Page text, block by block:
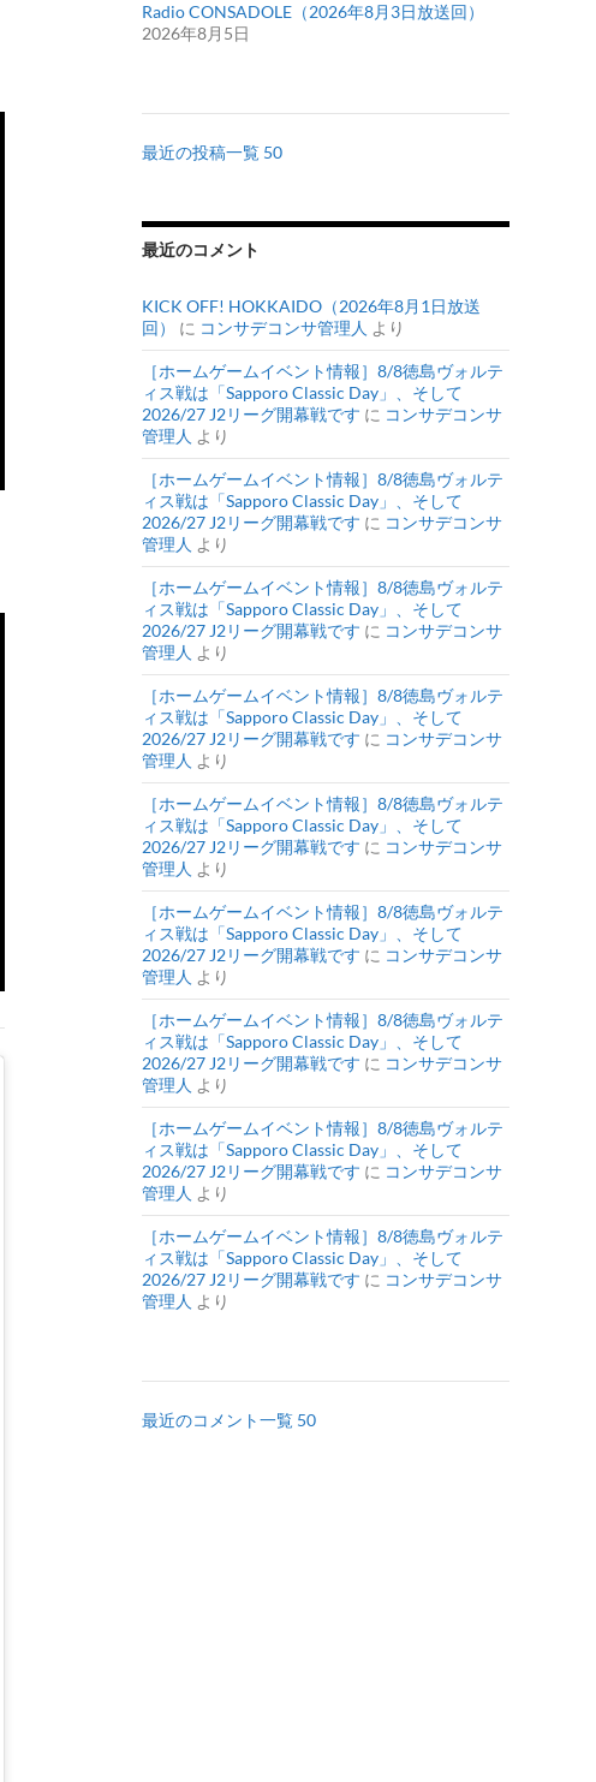
Radio CONSADOLE（2026年8月3日放送回）
2026年8月5日
最近の投稿一覧 50
最近のコメント
KICK OFF! HOKKAIDO（2026年8月1日放送
回）
に コンサデコンサ管理人 より
［ホームゲームイベント情報］8/8徳島ヴォルテ
ィス戦は「Sapporo Classic Day」、そして
2026/27 J2リーグ開幕戦です に コンサデコンサ
管理人 より
［ホームゲームイベント情報］8/8徳島ヴォルテ
ィス戦は「Sapporo Classic Day」、そして
2026/27 J2リーグ開幕戦です に コンサデコンサ
管理人 より
［ホームゲームイベント情報］8/8徳島ヴォルテ
ィス戦は「Sapporo Classic Day」、そして
2026/27 J2リーグ開幕戦です に コンサデコンサ
管理人 より
［ホームゲームイベント情報］8/8徳島ヴォルテ
ィス戦は「Sapporo Classic Day」、そして
2026/27 J2リーグ開幕戦です に コンサデコンサ
管理人 より
［ホームゲームイベント情報］8/8徳島ヴォルテ
ィス戦は「Sapporo Classic Day」、そして
2026/27 J2リーグ開幕戦です に コンサデコンサ
管理人 より
［ホームゲームイベント情報］8/8徳島ヴォルテ
ィス戦は「Sapporo Classic Day」、そして
2026/27 J2リーグ開幕戦です に コンサデコンサ
管理人 より
［ホームゲームイベント情報］8/8徳島ヴォルテ
ィス戦は「Sapporo Classic Day」、そして
2026/27 J2リーグ開幕戦です に コンサデコンサ
管理人 より
［ホームゲームイベント情報］8/8徳島ヴォルテ
ィス戦は「Sapporo Classic Day」、そして
2026/27 J2リーグ開幕戦です に コンサデコンサ
管理人 より
［ホームゲームイベント情報］8/8徳島ヴォルテ
ィス戦は「Sapporo Classic Day」、そして
2026/27 J2リーグ開幕戦です に コンサデコンサ
管理人 より
最近のコメント一覧 50